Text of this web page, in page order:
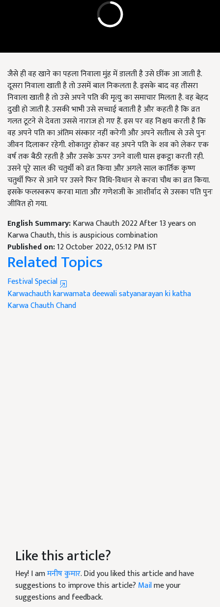
जैसे ही वह खाने का पहला निवाला मुंह में डालती है उसे छींक आ जाती है.
दूसरा निवाला खाती है तो उसमें बाल निकलता है. इसके बाद वह तीसरा
निवाला खाती है तो उसे अपने पति की मृत्यु का समाचार मिलता है. वह बेहद
दुखी हो जाती है. उसकी भाभी उसे सच्चाई बताती है और कहती है कि व्रत
गलत टूटने से देवता उससे नाराज हो गए हैं. इस पर वह निश्चय करती है कि
वह अपने पति का अंतिम संस्कार नहीं करेगी और अपने सतीत्व से उसे पुनः
जीवन दिलाकर रहेगी. शोकातुर होकर वह अपने पति के शव को लेकर एक
वर्ष तक बैठी रहती है और उसके ऊपर उगने वाली घास इकट्ठा करती रही.
उसने पूरे साल की चतुर्थी को व्रत किया और अगले साल कार्तिक कृष्ण
चतुर्थी फिर से आने पर उसने फिर विधि-विधान से करवा चौथ का व्रत किया.
इसके फलस्वरूप करवा माता और गणेशजी के आशीर्वाद से उसका पति पुनः
जीवित हो गया.
English Summary:Karwa Chauth 2022 After 13 years on
Karwa Chauth, this is auspicious combination
Published on:12 October 2022, 05:12 PM IST
Related Topics
Festival Special
Karwachauthkarwamatadeewalisatyanarayan ki katha
Karwa Chauth Chand
Like this article?
Hey! I amमनीष कुमार. Did you liked this article and have
suggestions to improve this article? Mailme your
suggestions and feedback.